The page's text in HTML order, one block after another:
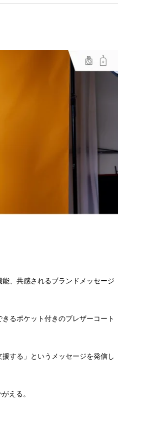
、共感されるブランドメッセージ
るポケット付きのブレザーコート
する」というメッセージを発信し
える。